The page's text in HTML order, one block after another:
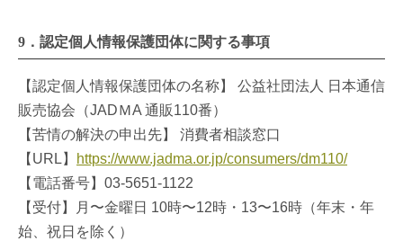
9．認定個人情報保護団体に関する事項
【認定個人情報保護団体の名称】 公益社団法人 日本通信
販売協会（JADＭA 通販110番）
【苦情の解決の申出先】 消費者相談窓口
【URL】
https://www.jadma.or.jp/consumers/dm110/
【電話番号】03-5651-1122
【受付】月〜金曜日 10時〜12時・13〜16時（年末・年
始、祝日を除く）